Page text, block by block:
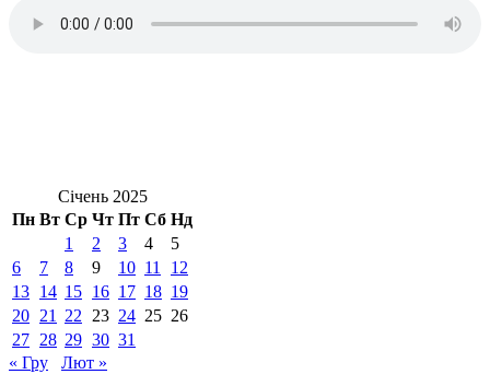
Січень 2025
Пн Вт Ср Чт Пт Сб Нд
1
2 3 4
5
6
7 8 9 10 11
12
13 14 15 16 17 18 19
20 21 22 23 24 25 26
27 28 29 30 31
« Гру
Лют »